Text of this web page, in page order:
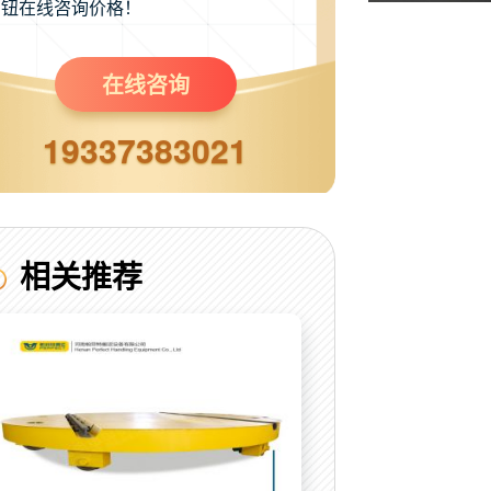
钮在线咨询价格！
在线咨询
19337383021
相关推荐